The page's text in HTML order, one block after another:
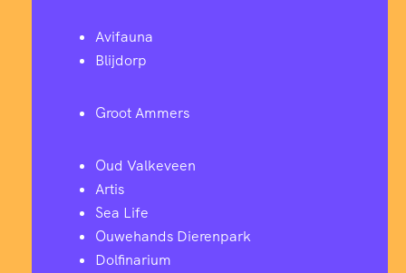
Avifauna
Blijdorp
Groot Ammers
Oud Valkeveen
Artis
Sea Life
Ouwehands Dierenpark
Dolfinarium